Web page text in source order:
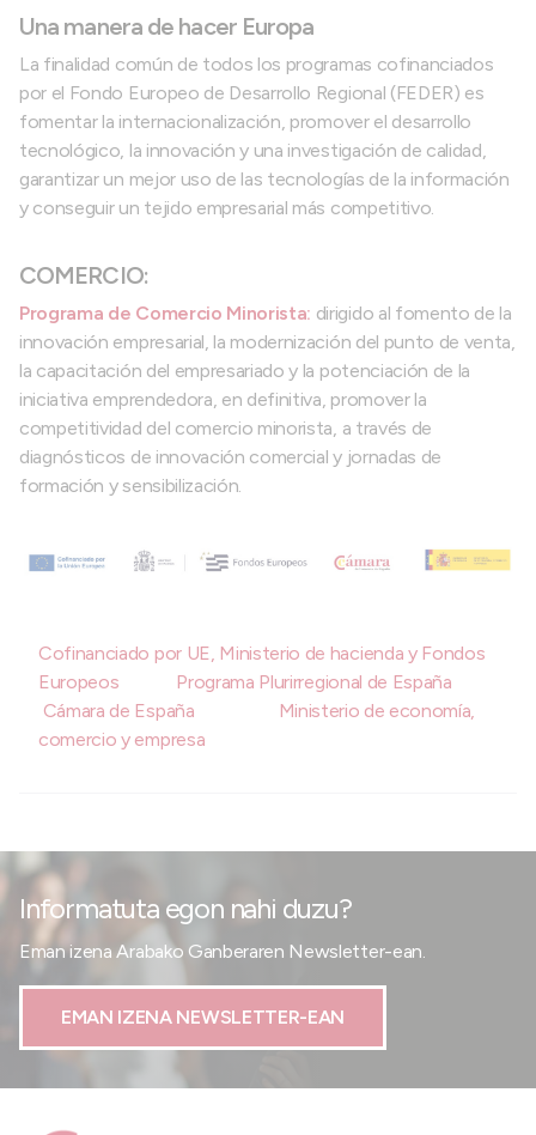
Una manera de hacer Europa
La finalidad común de todos los programas cofinanciados
por el Fondo Europeo de Desarrollo Regional (FEDER) es
fomentar la internacionalización, promover el desarrollo
tecnológico, la innovación y una investigación de calidad,
garantizar un mejor uso de las tecnologías de la información
y conseguir un tejido empresarial más competitivo.
COMERCIO:
Programa de Comercio Minorista: dirigido al fomento de la
innovación empresarial, la modernización del punto de venta,
la capacitación del empresariado y la potenciación de la
iniciativa emprendedora, en definitiva, promover la
competitividad del comercio minorista, a través de
diagnósticos de innovación comercial y jornadas de
formación y sensibilización.
Cofinanciado por UE, Ministerio de hacienda y Fondos
Europeos
Programa Plurirregional de España
Cámara de España
Ministerio de economía,
comercio y empresa
Informatuta egon nahi duzu?
Eman izena Arabako Ganberaren Newsletter-ean.
EMAN IZENA NEWSLETTER-EAN